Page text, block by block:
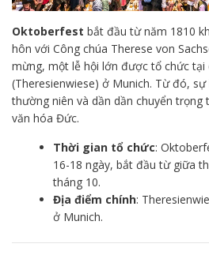
Oktoberfest bắt đầu từ năm 1810
hôn với Công chúa Therese von
mừng, một lễ hội lớn được tổ chức tại
(Theresienwiese) ở Munich. Từ đó,
thường niên và dần dần chuyển
văn hóa Đức.
Thời gian tổ chức:
16-18 ngày, bắt đầu từ giữa
tháng 10.
Địa điểm chính:
ở Munich.